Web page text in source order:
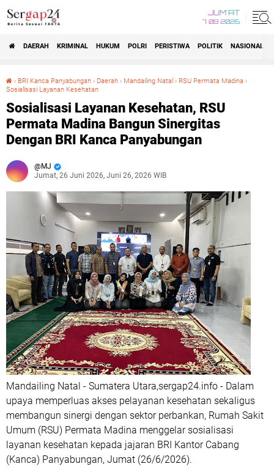
JUM'AT
7 08 2026
DAERAH KRIMINAL HUKUM POLRI PERISTIWA POLITIK NASIONAL
› BRI Kanca Panyabungan › Daerah › Mandailing Natal › RSU Permata Madina ›
Sosialisasi Layanan Kesehatan
Sosialisasi Layanan Kesehatan, RSU
Permata Madina Bangun Sinergitas
Dengan BRI Kanca Panyabungan
MJ
Jumat, 26 Juni 2026, Juni 26, 2026 WIB
Mandailing Natal - Sumatera Utara,sergap24.info - Dalam
upaya memperluas akses pelayanan kesehatan sekaligus
membangun sinergi dengan sektor perbankan, Rumah Sakit
Umum (RSU) Permata Madina menggelar sosialisasi
layanan kesehatan kepada jajaran BRI Kantor Cabang
(Kanca) Panyabungan, Jumat (26/6/2026).